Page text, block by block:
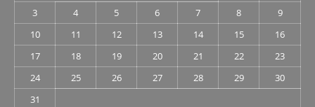
3
4 5 6 7 8
9
10
11 12 13 14 15
16
17
18 19 20 21 22
23
24
25 26 27 28 29
30
31